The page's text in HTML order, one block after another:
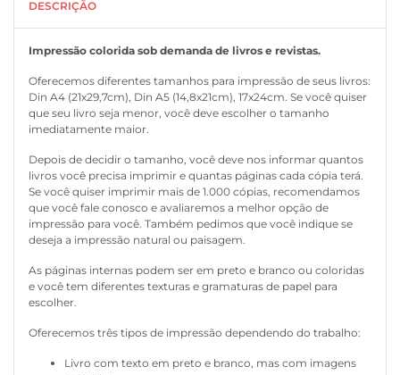
DESCRIÇÃO
Impressão colorida sob demanda de livros e revistas.
Oferecemos diferentes tamanhos para impressão de seus livros:
Din A4 (21x29,7cm), Din A5 (14,8x21cm), 17x24cm. Se você quiser
que seu livro seja menor, você deve escolher o tamanho
imediatamente maior.
Depois de decidir o tamanho, você deve nos informar quantos
livros você precisa imprimir e quantas páginas cada cópia terá.
Se você quiser imprimir mais de 1.000 cópias, recomendamos
que você fale conosco e avaliaremos a melhor opção de
impressão para você. Também pedimos que você indique se
deseja a impressão natural ou paisagem.
As páginas internas podem ser em preto e branco ou coloridas
e você tem diferentes texturas e gramaturas de papel para
escolher.
Oferecemos três tipos de impressão dependendo do trabalho:
Livro com texto em preto e branco, mas com imagens